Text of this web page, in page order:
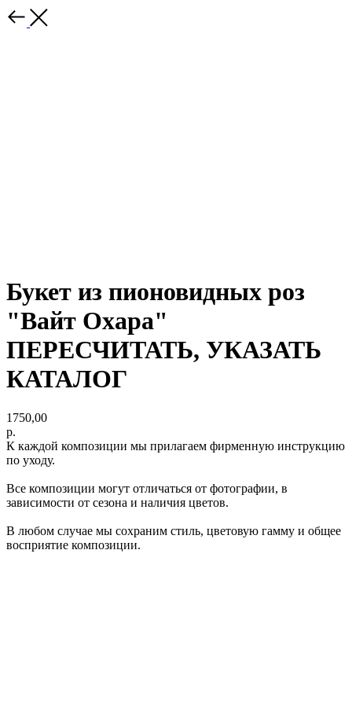
Букет из пионовидных роз
"Вайт Охара"
ПЕРЕСЧИТАТЬ, УКАЗАТЬ
КАТАЛОГ
1750,00
р.
К каждой композиции мы прилагаем фирменную инструкцию
по уходу.
Все композиции могут отличаться от фотографии, в
зависимости от сезона и наличия цветов.
В любом случае мы сохраним стиль, цветовую гамму и общее
восприятие композиции.